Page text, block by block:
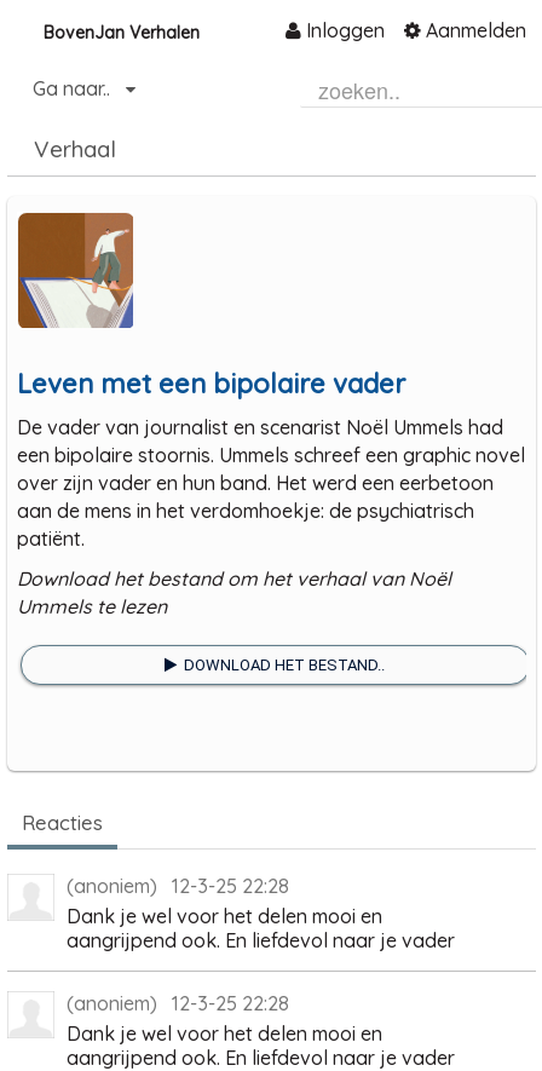
Naar content
Inloggen Aanmelden
BovenJan Verhalen
Home
Community
Hulp en ondersteuning
Over ons platform
Ga naar..
Verhaal
Leven met een bipolaire vader
De vader van journalist en scenarist Noël Ummels had
een bipolaire stoornis. Ummels schreef een graphic novel
over zijn vader en hun band. Het werd een eerbetoon
aan de mens in het verdomhoekje: de psychiatrisch
patiënt.
Download het bestand om het verhaal van Noël
Ummels te lezen
DOWNLOAD HET BESTAND..
Reacties
(anoniem) 12-3-25 22:28
Dank je wel voor het delen mooi en
aangrijpend ook. En liefdevol naar je vader
(anoniem) 12-3-25 22:28
Dank je wel voor het delen mooi en
aangrijpend ook. En liefdevol naar je vader